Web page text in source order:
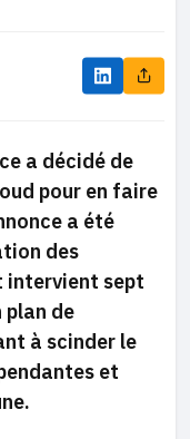
a décidé de
pour en faire
a été
des
intervient sept
plan de
à scinder le
et